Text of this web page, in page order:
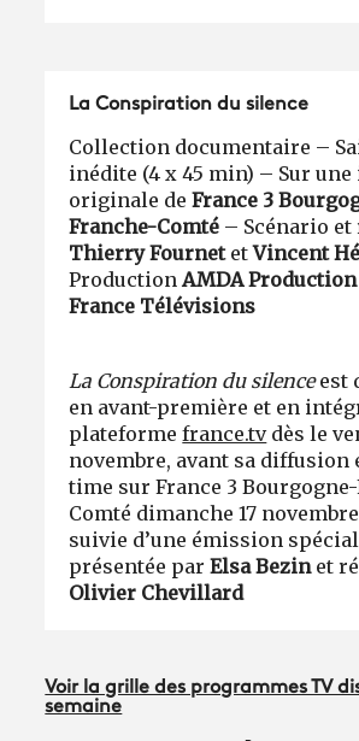
La Conspiration du silence
Collection documentaire –
inédite (4 x 45 min) – Sur une
originale deFrance 3
Franche-Comté – Scénario
Thierry FournetetVincent
ProductionAMDA Production
France Télévisions
La Conspiration du silenceest
en avant-première et en
plateformefrance.tvdès le
novembre, avant sa diffusion
time sur France 3
Comté dimanche 17 novembre
suivie d’une émission
présentée parElsa Bezin et
Olivier Chevillard
Voir la grille des programmes TV
semaine